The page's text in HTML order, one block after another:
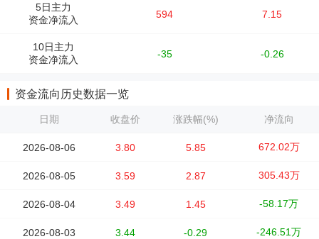
5日主力
资金净流入
594 7.15
10日主力
资金净流入
-35 -0.26
资金流向历史数据一览
日期 收盘价 涨跌幅(%) 净流向
2026-08-06 3.80 5.85 672.02万
2026-08-05 3.59 2.87 305.43万
2026-08-04 3.49 1.45 -58.17万
2026-08-03 3.44 -0.29 -246.51万